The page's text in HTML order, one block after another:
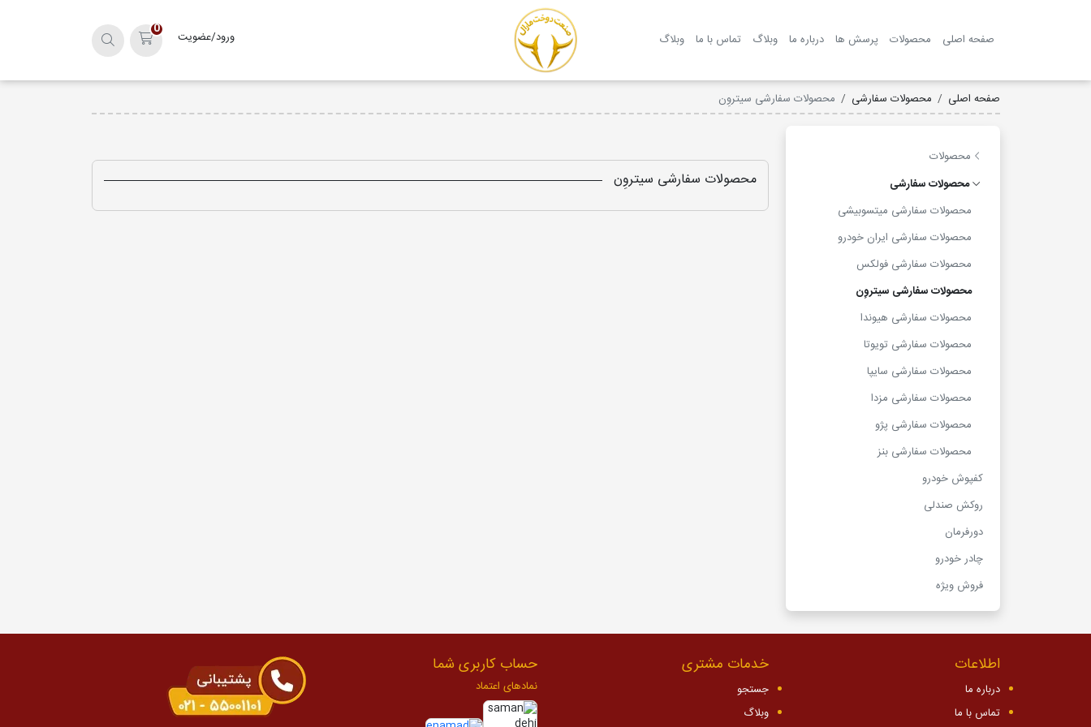
صفحه اصلی محصولات پرسش ها درباره ما وبلاگ تماس با ما وبلاگ
ورود/عضویت
سبد خرید
0
صفحه اصلی محصولات سفارشی محصولات سفارشی سیتروِن
محصولات
محصولات سفارشی
محصولات سفارشی میتسوبیشی
محصولات سفارشی ایران خودرو
محصولات سفارشی فولکس
محصولات سفارشی سیتروِن
محصولات سفارشی هیوندا
محصولات سفارشی تویوتا
محصولات سفارشی سایپا
محصولات سفارشی مزدا
محصولات سفارشی پژو
محصولات سفارشی بنز
کفپوش خودرو
روکش صندلی
دورفرمان
چادر خودرو
فروش ویژه
محصولات سفارشی سیتروِن
اطلاعات
درباره ما
تماس با ما
خدمات مشتری
جستجو
وبلاگ
حساب کاربری شما
نمادهای اعتماد